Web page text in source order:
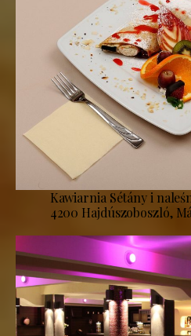
Kawiarnia Sétány i
4200 Hajdúszoboszló,